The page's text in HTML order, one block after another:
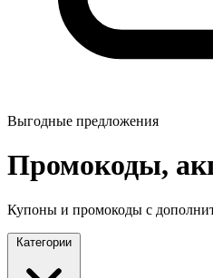
Выгодные предложения
Промокоды,
Купоны и промокоды с
Категории